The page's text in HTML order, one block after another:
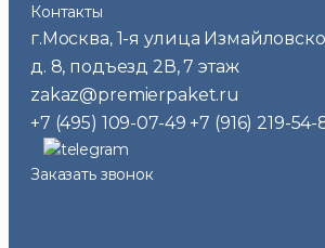
Контакты
г.Москва, 1-я улица
д. 8, подъезд 2В, 7 этаж
zakaz@premierpaket.ru
+7 (495) 109-07-49 +7 (916) 219-54-
Заказать звонок